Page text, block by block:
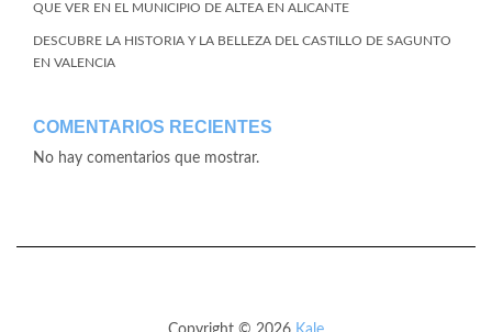
QUE VER EN EL MUNICIPIO DE ALTEA EN ALICANTE
DESCUBRE LA HISTORIA Y LA BELLEZA DEL CASTILLO DE SAGUNTO
EN VALENCIA
COMENTARIOS RECIENTES
No hay comentarios que mostrar.